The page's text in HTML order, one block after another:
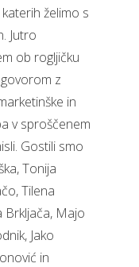
želimo s
Jutro
ob rogljičku
z
in
v sproščenem
Gostili smo
Tonija
Tilena
Brkljača, Majo
Jako
in